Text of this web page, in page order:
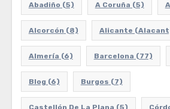
Abadiño (5) A Coruña (5)
Alcorcón (8) Alicante
Almería (6) Barcelona (77)
Blog (6) Burgos (7)
Castellón De La Plana (5)